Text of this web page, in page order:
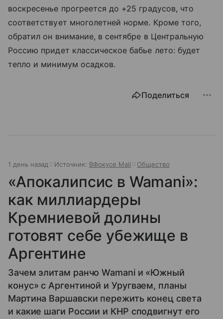
воскресенье прогреется до +25 градусов, что
соответствует многолетней норме. Кроме того,
обратил он внимание, в сентябре в Центральную
Россию придет классическое бабье лето: будет
тепло и минимум осадков.
Поделиться
1 день назад Источник: ВФокусе Mail Общество
«Апокалипсис в Wamani»:
как миллиардеры
Кремниевой долины
готовят себе убежище в
Аргентине
Зачем элитам ранчо Wamani и «Южный
конус» с Аргентиной и Уругваем, планы
Мартина Варшавски пережить конец света
и какие шаги России и КНР сподвигнут его